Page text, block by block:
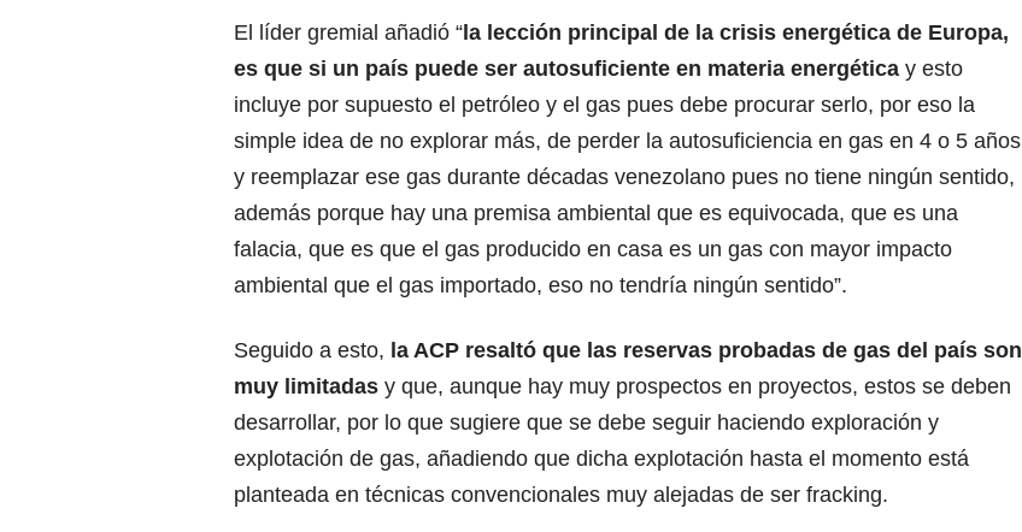
El líder gremial añadió “ la lección principal de la crisis energética de Europa,
es que si un país puede ser autosuficiente en materia energética y esto
incluye por supuesto el petróleo y el gas pues debe procurar serlo, por eso la
simple idea de no explorar más, de perder la autosuficiencia en gas en 4 o 5 años
y reemplazar ese gas durante décadas venezolano pues no tiene ningún sentido,
además porque hay una premisa ambiental que es equivocada, que es una
falacia, que es que el gas producido en casa es un gas con mayor impacto
ambiental que el gas importado, eso no tendría ningún sentido”.
Seguido a esto, la ACP resaltó que las reservas probadas de gas del país son
muy limitadas y que, aunque hay muy prospectos en proyectos, estos se deben
desarrollar, por lo que sugiere que se debe seguir haciendo exploración y
explotación de gas, añadiendo que dicha explotación hasta el momento está
planteada en técnicas convencionales muy alejadas de ser fracking.